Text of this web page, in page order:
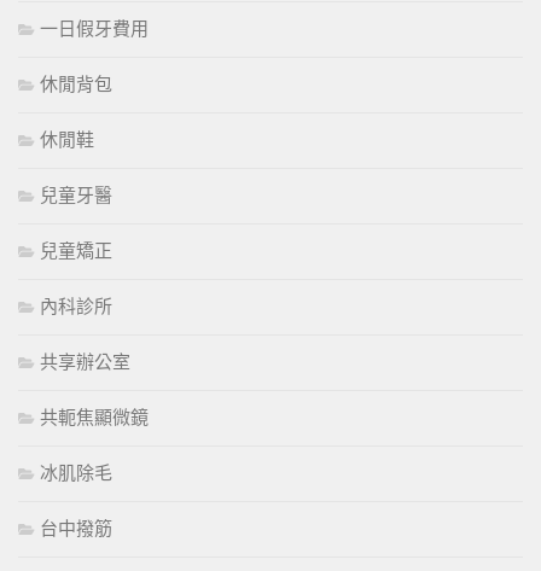
一日假牙費用
休閒背包
休閒鞋
兒童牙醫
兒童矯正
內科診所
共享辦公室
共軛焦顯微鏡
冰肌除毛
台中撥筋